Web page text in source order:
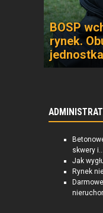
BOSP
rynek.
skwery i...
Jak
Rynek